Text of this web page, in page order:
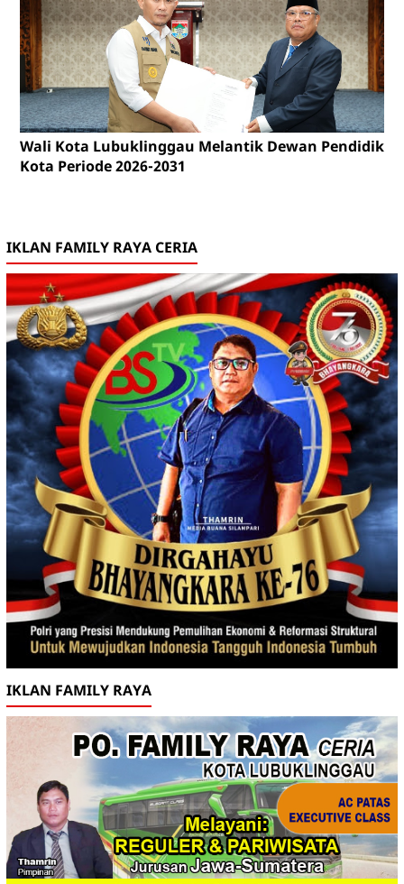
Wali Kota Lubuklinggau Melantik Dewan Pendidikan
Kota Periode 2026-2031
IKLAN FAMILY RAYA CERIA
IKLAN FAMILY RAYA